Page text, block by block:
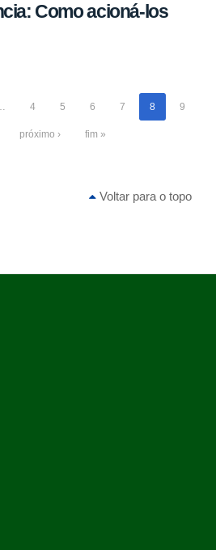
Como acioná-los
4 5 6 7 8 9
próximo › fim »
Voltar para o topo